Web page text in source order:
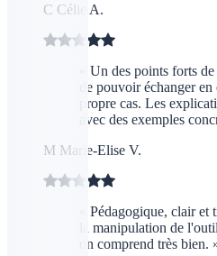
C Célie A.
« Un des points forts
de pouvoir échanger
propre cas. Les
avec des exemples
M Marie-Elise V.
« Pédagogique, clair
la manipulation de
on comprend très bien.